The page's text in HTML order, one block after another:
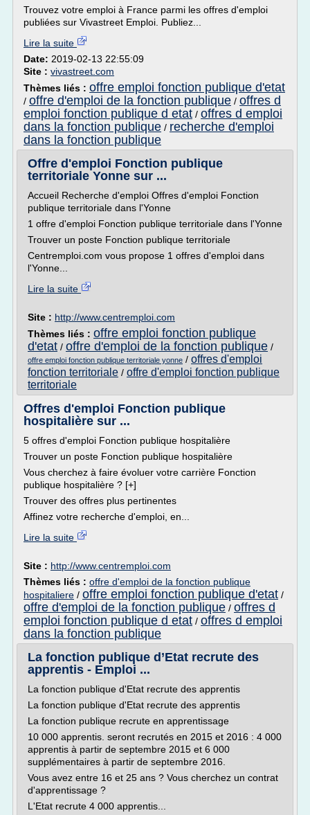
Trouvez votre emploi à France parmi les offres d'emploi
publiées sur Vivastreet Emploi. Publiez...
Lire la suite
Date: 2019-02-13 22:55:09
Site : vivastreet.com
Thèmes liés : offre emploi fonction publique d'etat
/ offre d'emploi de la fonction publique / offres d
emploi fonction publique d etat / offres d emploi
dans la fonction publique / recherche d'emploi
dans la fonction publique
Offre d'emploi Fonction publique
territoriale Yonne sur ...
Accueil Recherche d'emploi Offres d'emploi Fonction
publique territoriale dans l'Yonne
1 offre d'emploi Fonction publique territoriale dans l'Yonne
Trouver un poste Fonction publique territoriale
Centremploi.com vous propose 1 offres d'emploi dans
l'Yonne...
Lire la suite
Site : http://www.centremploi.com
Thèmes liés : offre emploi fonction publique
d'etat / offre d'emploi de la fonction publique /
offre emploi fonction publique territoriale yonne / offres d'emploi
fonction territoriale / offre d'emploi fonction publique
territoriale
Offres d'emploi Fonction publique
hospitalière sur ...
5 offres d'emploi Fonction publique hospitalière
Trouver un poste Fonction publique hospitalière
Vous cherchez à faire évoluer votre carrière Fonction
publique hospitalière ? [+]
Trouver des offres plus pertinentes
Affinez votre recherche d'emploi, en...
Lire la suite
Site : http://www.centremploi.com
Thèmes liés : offre d'emploi de la fonction publique
hospitaliere / offre emploi fonction publique d'etat /
offre d'emploi de la fonction publique / offres d
emploi fonction publique d etat / offres d emploi
dans la fonction publique
La fonction publique d’Etat recrute des
apprentis - Emploi ...
La fonction publique d'Etat recrute des apprentis
La fonction publique d'Etat recrute des apprentis
La fonction publique recrute en apprentissage
10 000 apprentis. seront recrutés en 2015 et 2016 : 4 000
apprentis à partir de septembre 2015 et 6 000
supplémentaires à partir de septembre 2016.
Vous avez entre 16 et 25 ans ? Vous cherchez un contrat
d'apprentissage ?
L'Etat recrute 4 000 apprentis...